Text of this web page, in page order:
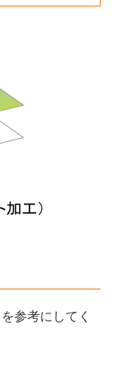
を参考にしてく